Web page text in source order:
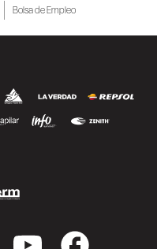
Bolsa de Empleo